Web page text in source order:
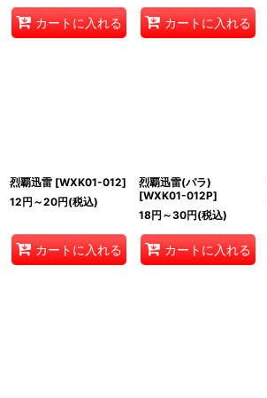
カートに入れる カートに入れる
烈覇迅雷 [WXK01-012]
12円 ～20円(税込)
カートに入れる
烈覇迅雷(パラ)
[WXK01-012P]
18円 ～30円(税込)
カートに入れる